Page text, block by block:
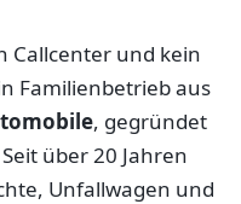
Callcenter und kein
Familienbetrieb aus
, gegründet
über 20 Jahren
Unfallwagen und